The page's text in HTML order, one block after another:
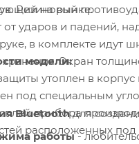
Резиновый
ударов и падений,
в комплекте идут
хранения. Экран
утоплен в корпус
под специальным
прибора
расположенных
на рынке.
модели:
Bluetoothдля
работы-